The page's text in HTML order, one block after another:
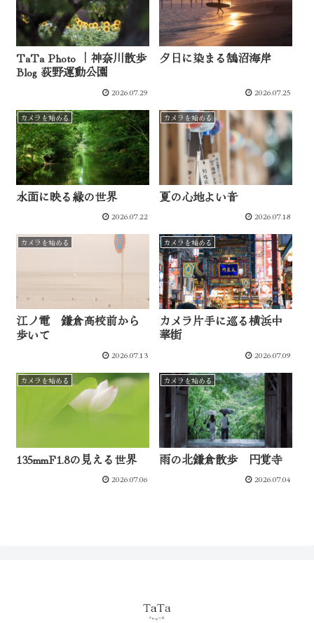
TaTa Photo ｜神奈川散歩
Blog 荻野運動公園
2026.07.29
夕日に染まる鵠沼海岸
2026.07.25
カメラを始める
水面に映る緑の世界
2026.07.22
カメラを始める
夏の心地よい音
2026.07.18
カメラを始める
江ノ電 鎌倉高校前から
歩いて
2026.07.13
カメラを始める
カメラ片手に巡る横浜中
華街
2026.07.09
カメラを始める
135mmF1.8の見える世界
2026.07.06
カメラを始める
雨の北鎌倉散歩 円覚寺
2026.07.04